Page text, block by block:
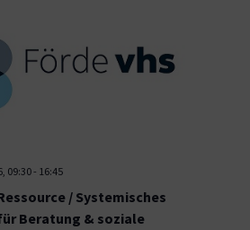
09:30- 16:45
/ Systemisches
Beratung & soziale